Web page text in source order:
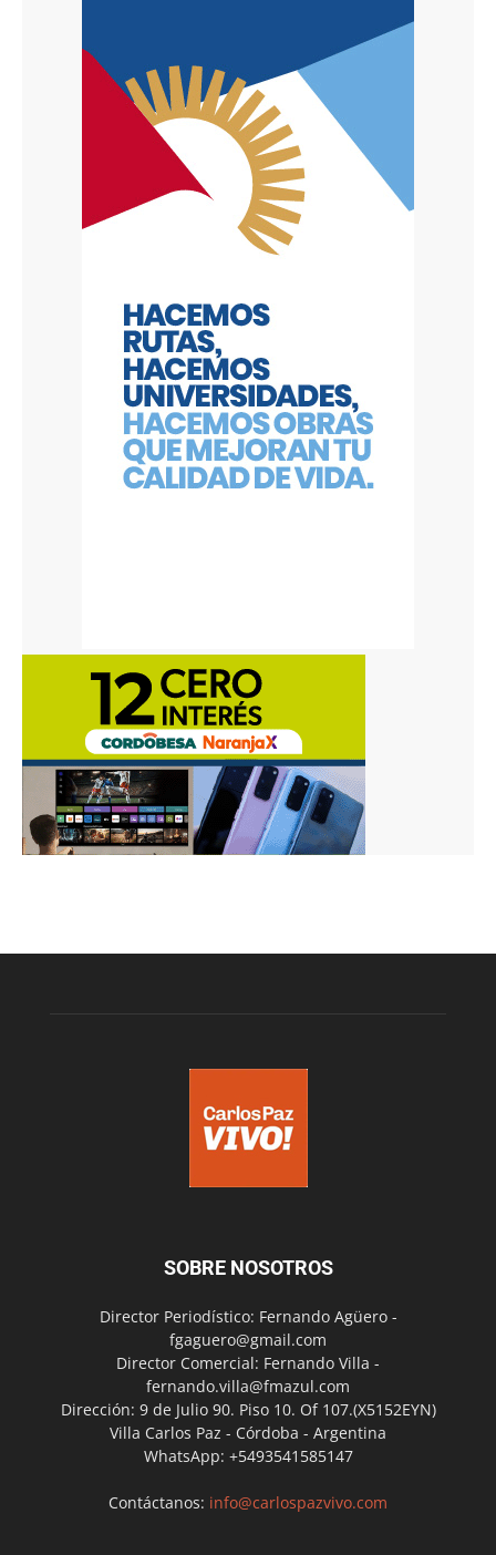
SOBRE NOSOTROS
Director Periodístico: Fernando Agüero -
fgaguero@gmail.com
Director Comercial: Fernando Villa -
fernando.villa@fmazul.com
Dirección: 9 de Julio 90. Piso 10. Of 107.(X5152EYN)
Villa Carlos Paz - Córdoba - Argentina
WhatsApp: +5493541585147
Contáctanos: info@carlospazvivo.com